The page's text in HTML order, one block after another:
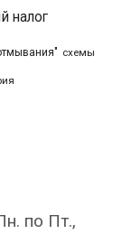
налог
схемы
по Пт.,